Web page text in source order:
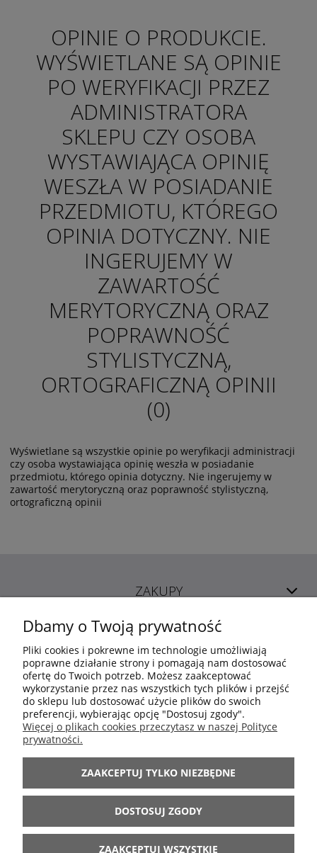
OPINIE O PRODUKCIE.
WYŚWIETLANE SĄ OPINIE
PO WERYFIKACJI PRZEZ
ADMINISTRATORA
SKLEPU CZY OSOBA
WYSTAWIAJĄCA OPINIĘ
WESZŁA W POSIADANIE
PRZEDMIOTU, KTÓREGO
OPINIA DOTYCZNY. NIE
INGERUJEMY W
ZAWARTOŚĆ
MERYTORYCZNĄ ORAZ
POPRAWNOŚĆ
STYLISTYCZNĄ,
ORTOGRAFICZNĄ OPINII
(0)
Wyświetlane są wszystkie opinie po weryfikacji administracji
czy osoba wystawiająca opinię weszła w posiadanie
przedmiotu, którego opinia dotyczny. Nie ingerujemy w
zawartość merytoryczną oraz poprawność stylistyczną,
ortograficzną opinii
ZAKUPY
POMOC
MOJE KONTO
INFORMACJE
ARANŻACJE
BĄDŹ Z NAMI
Dbamy o Twoją prywatność
Pliki cookies i pokrewne im technologie umożliwiają
poprawne działanie strony i pomagają nam dostosować
ofertę do Twoich potrzeb. Możesz zaakceptować
wykorzystanie przez nas wszystkich tych plików i przejść
do sklepu lub dostosować użycie plików do swoich
preferencji, wybierając opcję "Dostosuj zgody".
Więcej o plikach cookies przeczytasz w naszej Polityce
prywatności.
ZAAKCEPTUJ TYLKO NIEZBĘDNE
DOSTOSUJ ZGODY
ZAAKCEPTUJ WSZYSTKIE